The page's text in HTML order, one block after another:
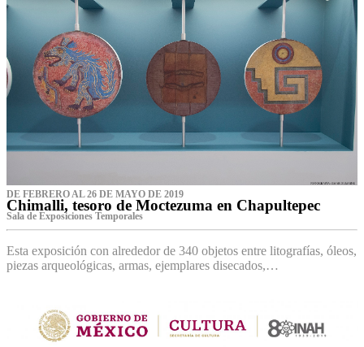
DE FEBRERO AL 26 DE MAYO DE 2019
Chimalli, tesoro de Moctezuma en Chapultepec
Sala de Exposiciones Temporales
Esta exposición con alrededor de 340 objetos entre litografías, óleos,
piezas arqueológicas, armas, ejemplares disecados,…